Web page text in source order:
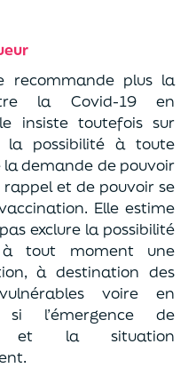
plus la
la Covid-19 en
insiste toutefois sur
la possibilité à toute
demande de pouvoir
rappel et de pouvoir se
Elle estime
exclure la possibilité
tout moment une
à destination des
voire en
si l’émergence de
et la situation